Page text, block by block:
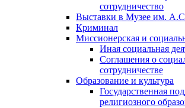
сотрудничество
Выставки в Музее им.
Криминал
Миссионерская и
Иная социальная
Соглашения о
сотрудничестве
Образование и культура
Государственная
религиозного